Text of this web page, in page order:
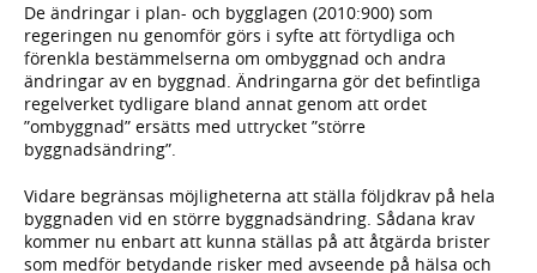
De ändringar i plan- och bygglagen (2010:900) som
regeringen nu genomför görs i syfte att förtydliga och
förenkla bestämmelserna om ombyggnad och andra
ändringar av en byggnad. Ändringarna gör det befintliga
regelverket tydligare bland annat genom att ordet
”ombyggnad” ersätts med uttrycket ”större
byggnadsändring”.
Vidare begränsas möjligheterna att ställa följdkrav på hela
byggnaden vid en större byggnadsändring. Sådana krav
kommer nu enbart att kunna ställas på att åtgärda brister
som medför betydande risker med avseende på hälsa och